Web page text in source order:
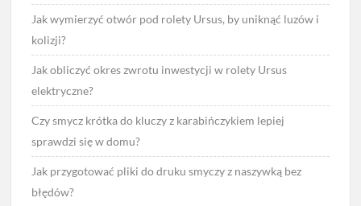
Jak wymierzyć otwór pod rolety Ursus, by uniknąć luzów i
kolizji?
Jak obliczyć okres zwrotu inwestycji w rolety Ursus
elektryczne?
Czy smycz krótka do kluczy z karabińczykiem lepiej
sprawdzi się w domu?
Jak przygotować pliki do druku smyczy z naszywką bez
błędów?